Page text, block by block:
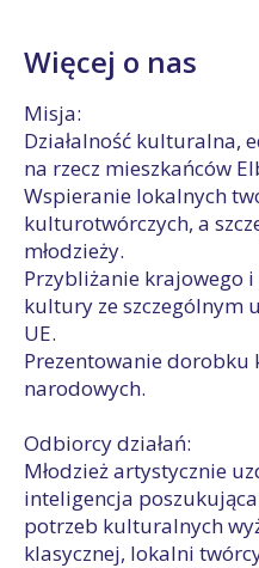
Więcej o nas
Misja:
Działalność kulturalna,
na rzecz mieszkańców
Wspieranie lokalnych
kulturotwórczych, a
młodzieży.
Przybliżanie krajowego
kultury ze szczególnym
UE.
Prezentowanie
narodowych.
Odbiorcy działań:
Młodzież artystycznie
inteligencja
potrzeb kulturalnych
klasycznej, lokalni